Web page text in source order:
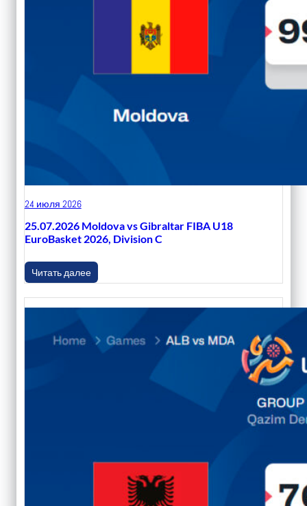
24 июля 2026
25.07.2026 Moldova vs Gibraltar FIBA U18
EuroBasket 2026, Division C
Читать далее